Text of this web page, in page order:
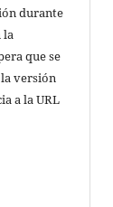
durante
la
que se
versión
a la URL